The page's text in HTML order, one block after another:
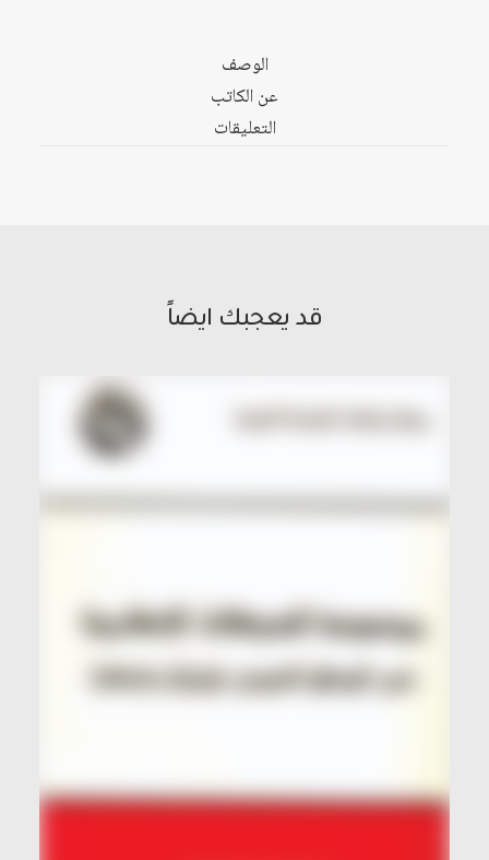
الوصف
عن الكاتب
التعليقات
قد يعجبك ايضاً